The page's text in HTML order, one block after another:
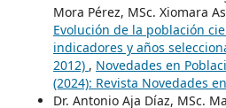
Mora Pérez, MSc. Xiomara
Evolución de la población
indicadores y años
2012) , Novedades en
(2024): Revista Novedades
Dr. Antonio Aja Díaz, MSc.